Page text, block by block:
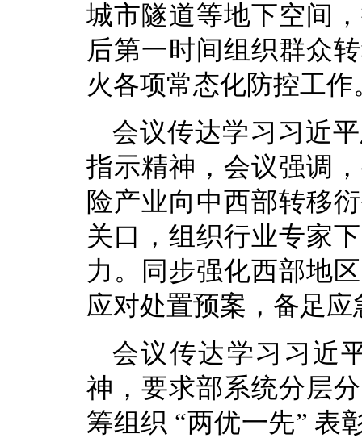
城市隧道等地下空间
后第一时间组织群众
火各项常态化防控工作
会议传达学习习近
指示精神，会议强调
险产业向中西部转移
关口，组织行业专家
力。同步强化西部地
应对处置预案，备足
会议传达学习习近
神，要求部系统分层
筹组织 “两优一先” 表